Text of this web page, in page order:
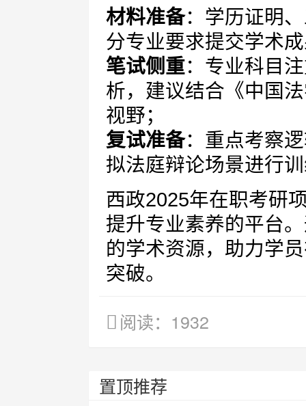
材料准备：学历证明
分专业要求提交学术
笔试侧重：专业科目
析，建议结合《中国
视野；
复试准备：重点考察
拟法庭辩论场景进行
西政2025年在职考研
提升专业素养的平台
的学术资源，助力学
突破。
阅读：1932
置顶推荐